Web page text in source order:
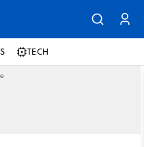
TECH